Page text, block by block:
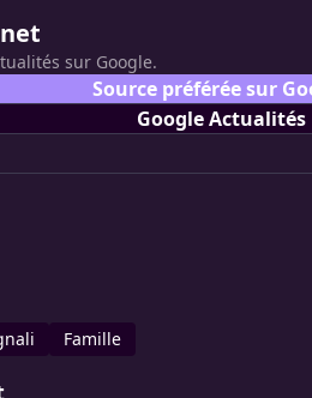
sur Google.
Source préférée sur
Google Actualités
Famille